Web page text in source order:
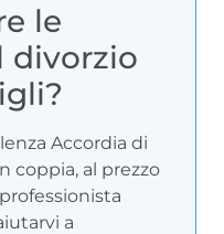
le
divorzio
Accordia di
coppia, al prezzo
a